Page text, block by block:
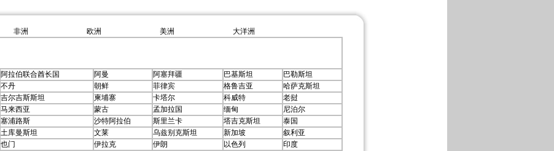
非洲 欧洲 美洲 大洋洲
阿拉伯联合酋长国 阿曼 阿塞拜疆 巴基斯坦
巴勒斯坦
不丹 朝鲜 菲律宾 格鲁吉亚
哈萨克斯坦
吉尔吉斯斯坦 柬埔寨 卡塔尔 科威特
老挝
马来西亚 蒙古 孟加拉国 缅甸
尼泊尔
塞浦路斯 沙特阿拉伯 斯里兰卡 塔吉克斯坦
泰国
土库曼斯坦 文莱 乌兹别克斯坦 新加坡
叙利亚
也门 伊拉克 伊朗 以色列
印度